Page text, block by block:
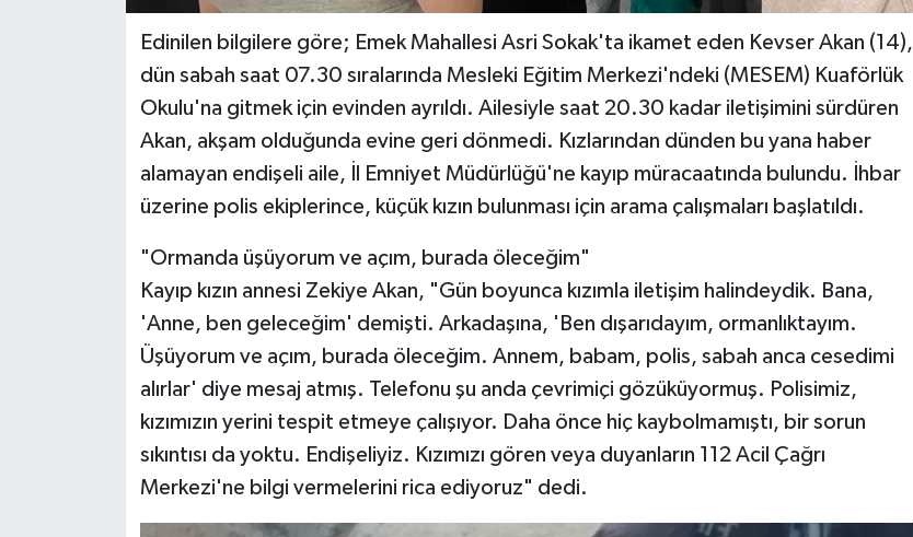
Edinilen bilgilere göre; Emek Mahallesi Asri Sokak'ta ikamet eden Kevser Akan (14),
dün sabah saat 07.30 sıralarında Mesleki Eğitim Merkezi'ndeki (MESEM) Kuaförlük
Okulu'na gitmek için evinden ayrıldı. Ailesiyle saat 20.30 kadar iletişimini sürdüren
Akan, akşam olduğunda evine geri dönmedi. Kızlarından dünden bu yana haber
alamayan endişeli aile, İl Emniyet Müdürlüğü'ne kayıp müracaatında bulundu. İhbar
üzerine polis ekiplerince, küçük kızın bulunması için arama çalışmaları başlatıldı.
"Ormanda üşüyorum ve açım, burada öleceğim"
Kayıp kızın annesi Zekiye Akan, "Gün boyunca kızımla iletişim halindeydik. Bana,
'Anne, ben geleceğim' demişti. Arkadaşına, 'Ben dışarıdayım, ormanlıktayım.
Üşüyorum ve açım, burada öleceğim. Annem, babam, polis, sabah anca cesedimi
alırlar' diye mesaj atmış. Telefonu şu anda çevrimiçi gözüküyormuş. Polisimiz,
kızımızın yerini tespit etmeye çalışıyor. Daha önce hiç kaybolmamıştı, bir sorun
sıkıntısı da yoktu. Endişeliyiz. Kızımızı gören veya duyanların 112 Acil Çağrı
Merkezi'ne bilgi vermelerini rica ediyoruz" dedi.